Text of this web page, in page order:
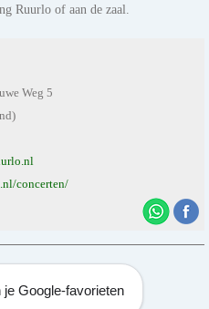
Ruurlo of aan de zaal.
Weg 5
concerten/
Google-favorieten